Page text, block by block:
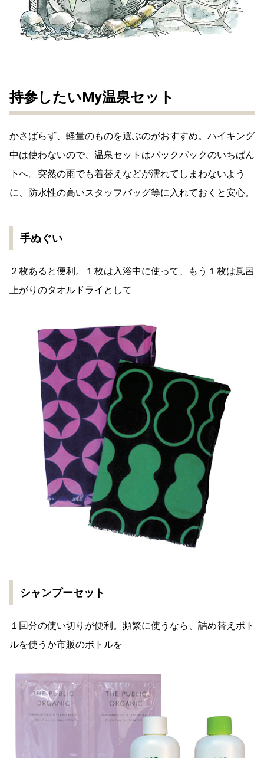
持参したいMy温泉セット
かさばらず、軽量のものを選ぶのがおすすめ。ハイキング
中は使わないので、温泉セットはバックパックのいちばん
下へ。突然の雨でも着替えなどが濡れてしまわないよう
に、防水性の高いスタッフバッグ等に入れておくと安心。
手ぬぐい
２枚あると便利。１枚は入浴中に使って、もう１枚は風呂
上がりのタオルドライとして
シャンプーセット
１回分の使い切りが便利。頻繁に使うなら、詰め替えボト
ルを使うか市販のボトルを